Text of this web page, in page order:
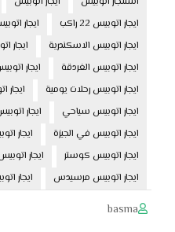
ايجار اتوبيس 22 راكب
ايجار اتوبيس 33
ايجار اتوبيس الاسكندرية
ايجار
ايجار اتوبيس الغردقة
ايجار
ايجار اتوبيس رحلات يومية
ايجار
ايجار اتوبيس سياحي
ايجار
ايجار اتوبيس في الجيزة
ايجار
ايجار اتوبيس كوستر
ايجار
ايجار اتوبيس مرسيدس
ايجار
basma